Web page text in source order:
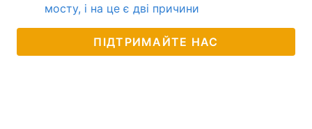
мосту, і на це є дві причини
ПІДТРИМАЙТЕ НАС